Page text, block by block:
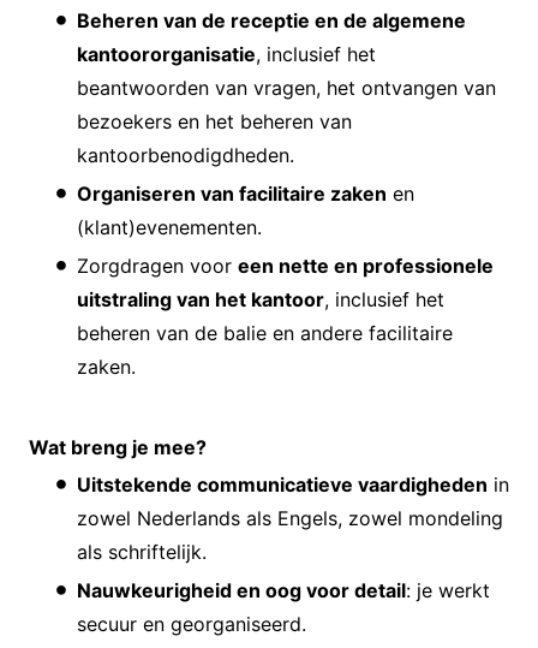
Beheren van de receptie en de algemene
kantoororganisatie, inclusief het
beantwoorden van vragen, het ontvangen van
bezoekers en het beheren van
kantoorbenodigdheden.
Organiseren van facilitaire zaken en
(klant)evenementen.
Zorgdragen voor een nette en professionele
uitstraling van het kantoor, inclusief het
beheren van de balie en andere facilitaire
zaken.
Wat breng je mee?
Uitstekende communicatieve vaardigheden in
zowel Nederlands als Engels, zowel mondeling
als schriftelijk.
Nauwkeurigheid en oog voor detail: je werkt
secuur en georganiseerd.